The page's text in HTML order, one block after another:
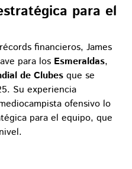
para el
financieros, James
para los Esmeraldas,
de Clubes que se
Su experiencia
ofensivo lo
para el equipo, que